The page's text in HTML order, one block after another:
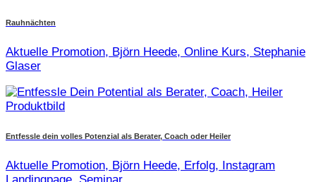
Rauhnächten
Aktuelle Promotion, Björn Heede, Online Kurs, Stephanie
Glaser
Entfessle dein volles Potenzial als Berater, Coach oder Heiler
Aktuelle Promotion, Björn Heede, Erfolg, Instagram